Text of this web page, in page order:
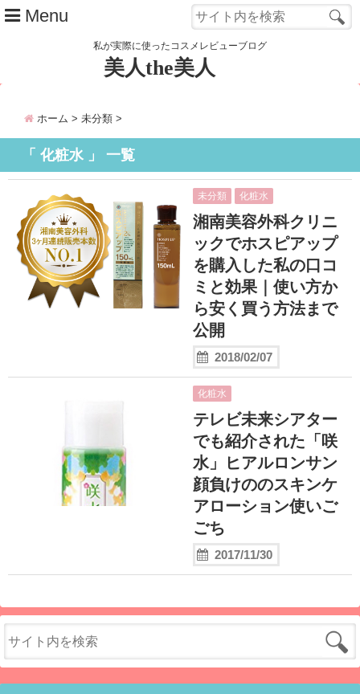
Menu
Close
私が実際に使ったコスメレビューブログ
美人the美人
ホーム > 未分類 >
「 化粧水 」 一覧
未分類 化粧水
湘南美容外科クリニ
ックでホスピアップ
を購入した私の口コ
ミと効果｜使い方か
ら安く買う方法まで
公開
2018/02/07
化粧水
テレビ未来シアター
でも紹介された「咲
水」ヒアルロンサン
顔負けののスキンケ
アローション使いご
ごち
2017/11/30